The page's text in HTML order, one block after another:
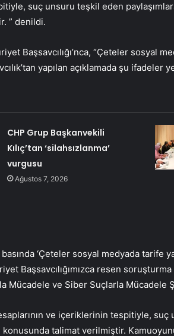
suç unsuru teşkil eden
” denildi.
Başsavcılığı’nca, “Çeteler sosyal
yapılan açıklamada şu ifadeler
CHP Grup Başkanvekili
Kılıç’tan ‘silahsızlanma’
vurgusu
Ağustos 7, 2026
basında ‘Çeteler sosyal medyada tarife
Başsavcılığımızca resen
Mücadele ve Siber Suçlarla Mücadele
ve içeriklerinin tespitiyle,
talimat verilmiştir.